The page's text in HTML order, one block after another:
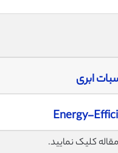
ابری
Energy-